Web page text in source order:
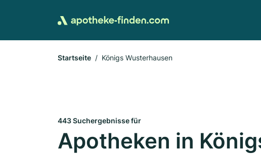
Startseite Königs Wusterhausen
443 Suchergebnisse für
Apotheken in